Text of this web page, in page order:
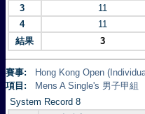
3
11
4
11
結果
3
賽事:
Hong Kong Open
項目:
Mens A Single's 男子甲組
System Record 8